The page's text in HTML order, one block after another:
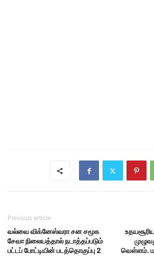
Previous article
வல்வை விக்னேஸ்வரா சன சமூக
சேவா நிலையத்தால் நடாத்தப்படும்
பட்டப் போட்டியின் படத்தொகுப்பு 2
வெள்ளம்.